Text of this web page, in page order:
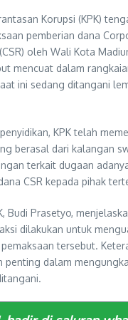
Korupsi (KPK)
pemberian dana
oleh Wali Kota
mencuat dalam
ini sedang ditangani
KPK telah
berasal dari kalangan
terkait dugaan
CSR kepada pihak
Budi Prasetyo,
dilakukan untuk
tersebut.
penting dalam